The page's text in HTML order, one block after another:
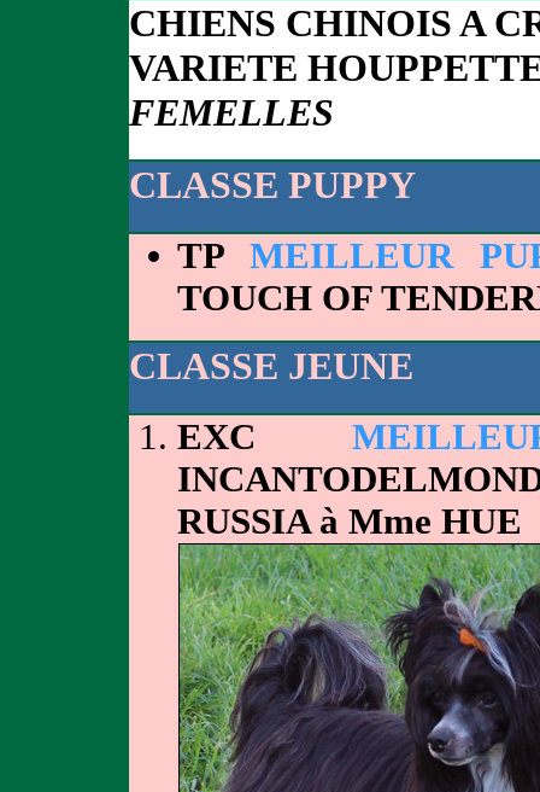
CHIENS CHINOIS A
VARIETE
FEMELLES
CLASSE PUPPY
TPMEILLEUR
TOUCH OF
CLASSE JEUNE
EXC
RUSSIA à Mme HUE